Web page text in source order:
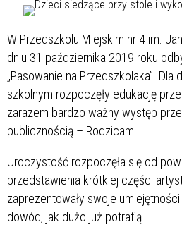
W Przedszkolu Miejskim nr 4 im.
dniu 31 października 2019 roku
„Pasowanie na Przedszkolaka”.
szkolnym rozpoczęły edukację
zarazem bardzo ważny występ
publicznością – Rodzicami.
Uroczystość rozpoczęła się od
przedstawienia krótkiej części
zaprezentowały swoje
dowód, jak dużo już potrafią.